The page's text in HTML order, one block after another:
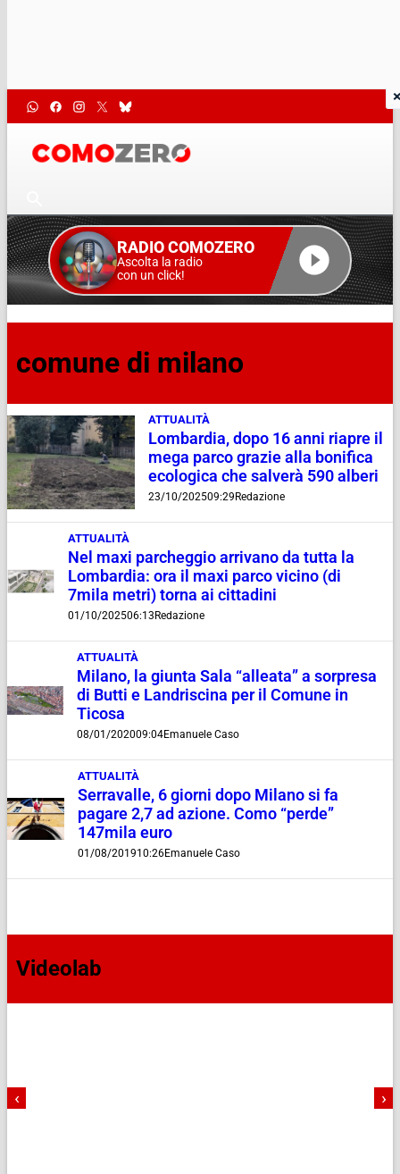
RADIO COMOZERO
Ascolta la radio
con un click!
comune di milano
ATTUALITÀ
Lombardia, dopo 16 anni riapre il
mega parco grazie alla bonifica
ecologica che salverà 590 alberi
23/10/202509:29Redazione
ATTUALITÀ
Nel maxi parcheggio arrivano da tutta la
Lombardia: ora il maxi parco vicino (di
7mila metri) torna ai cittadini
01/10/202506:13Redazione
ATTUALITÀ
Milano, la giunta Sala “alleata” a sorpresa
di Butti e Landriscina per il Comune in
Ticosa
08/01/202009:04Emanuele Caso
ATTUALITÀ
Serravalle, 6 giorni dopo Milano si fa
pagare 2,7 ad azione. Como “perde”
147mila euro
01/08/201910:26Emanuele Caso
Videolab
‹ ›